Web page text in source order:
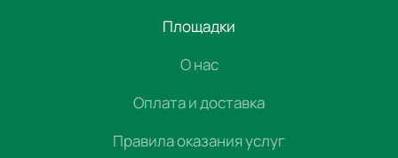
Площадки
О нас
Оплата и доставка
Правила оказания услуг